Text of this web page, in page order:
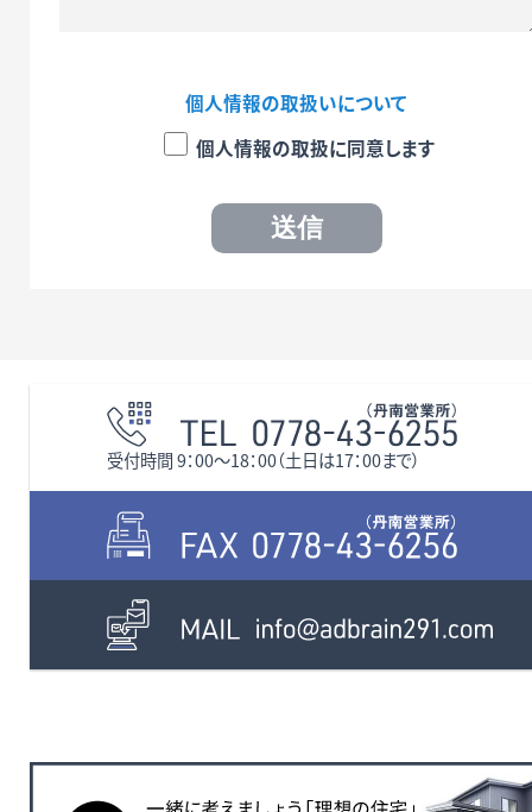
個人情報の取扱いについて
個人情報の取扱に同意します
受付時間 9：00〜18：00（土日は17：00まで）